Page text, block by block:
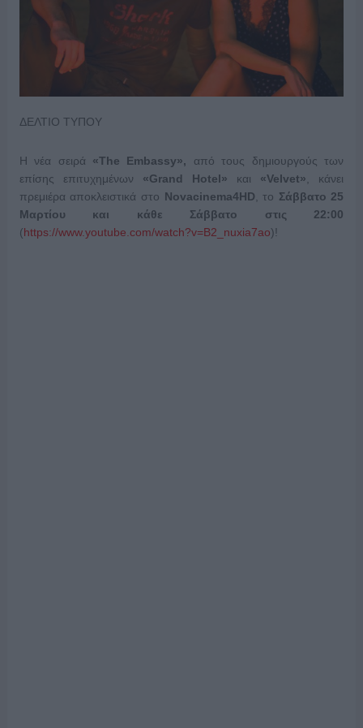
ΔΕΛΤΙΟ ΤΥΠΟΥ
Η νέα σειρά «The Embassy», από τους δημιουργούς των
επίσης επιτυχημένων «Grand Hotel» και «Velvet» , κάνει
πρεμιέρα αποκλειστικά στο Novacinema4HD , το Σάββατο 25
Μαρτίου και κάθε Σάββατο στις 22:00
(https://www.youtube.com/watch?v=B2_nuxia7ao)!